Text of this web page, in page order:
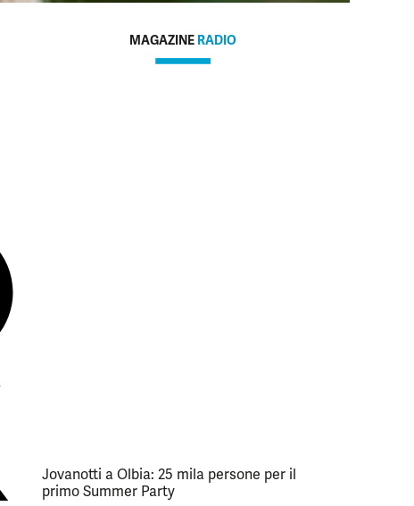
MAGAZINE RADIO
Jovanotti a Olbia: 25 mila persone per il
primo Summer Party